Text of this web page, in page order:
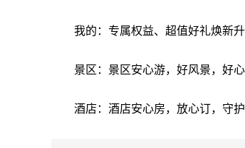
我的：专属权益、超值好礼焕新
景区：景区安心游，好风景，好
酒店：酒店安心房，放心订，守